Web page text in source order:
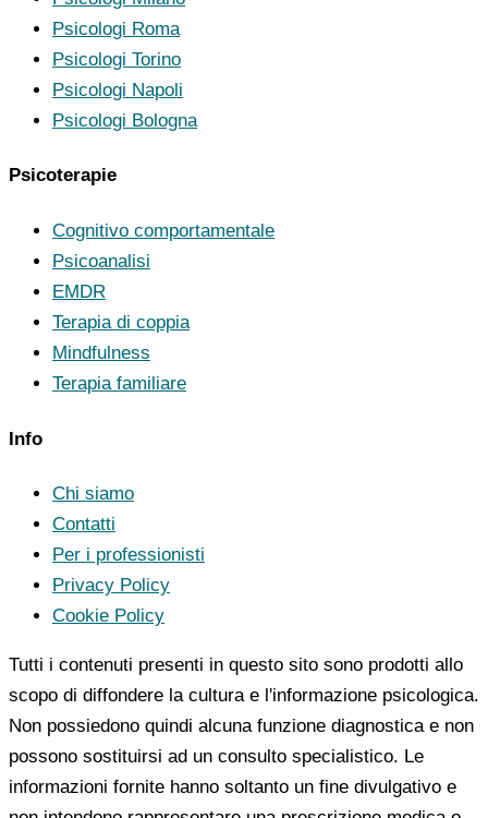
Psicologi Roma
Psicologi Torino
Psicologi Napoli
Psicologi Bologna
Psicoterapie
Cognitivo comportamentale
Psicoanalisi
EMDR
Terapia di coppia
Mindfulness
Terapia familiare
Info
Chi siamo
Contatti
Per i professionisti
Privacy Policy
Cookie Policy
Tutti i contenuti presenti in questo sito sono prodotti allo
scopo di diffondere la cultura e l'informazione psicologica.
Non possiedono quindi alcuna funzione diagnostica e non
possono sostituirsi ad un consulto specialistico. Le
informazioni fornite hanno soltanto un fine divulgativo e